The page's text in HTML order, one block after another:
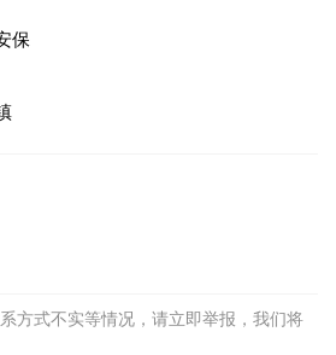
保
方式不实等情况，请立即举报，我们将